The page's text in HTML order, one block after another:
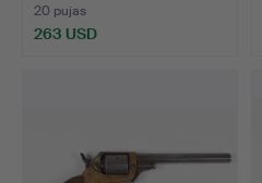
20 pujas
263 USD